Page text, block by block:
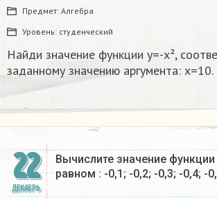
Предмет: Алгебра
Уровень: студенческий
Найди значение функции у=-х²,
заданному значению аргумента: х=10.
22
ДЕКАБРЬ
Вычислите значение функции
равном : -0,1; -0,2; -0,3; -0,4; -